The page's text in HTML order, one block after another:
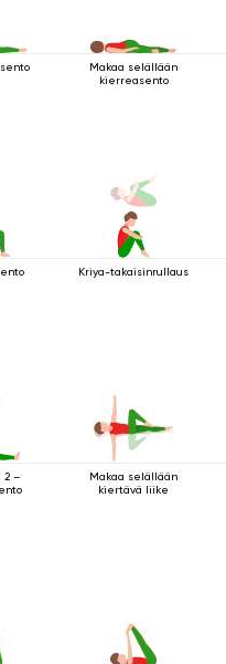
Makaa selällään
kierreasento
Kriya-takaisinrullaus
2 –
Makaa selällään
kiertävä liike